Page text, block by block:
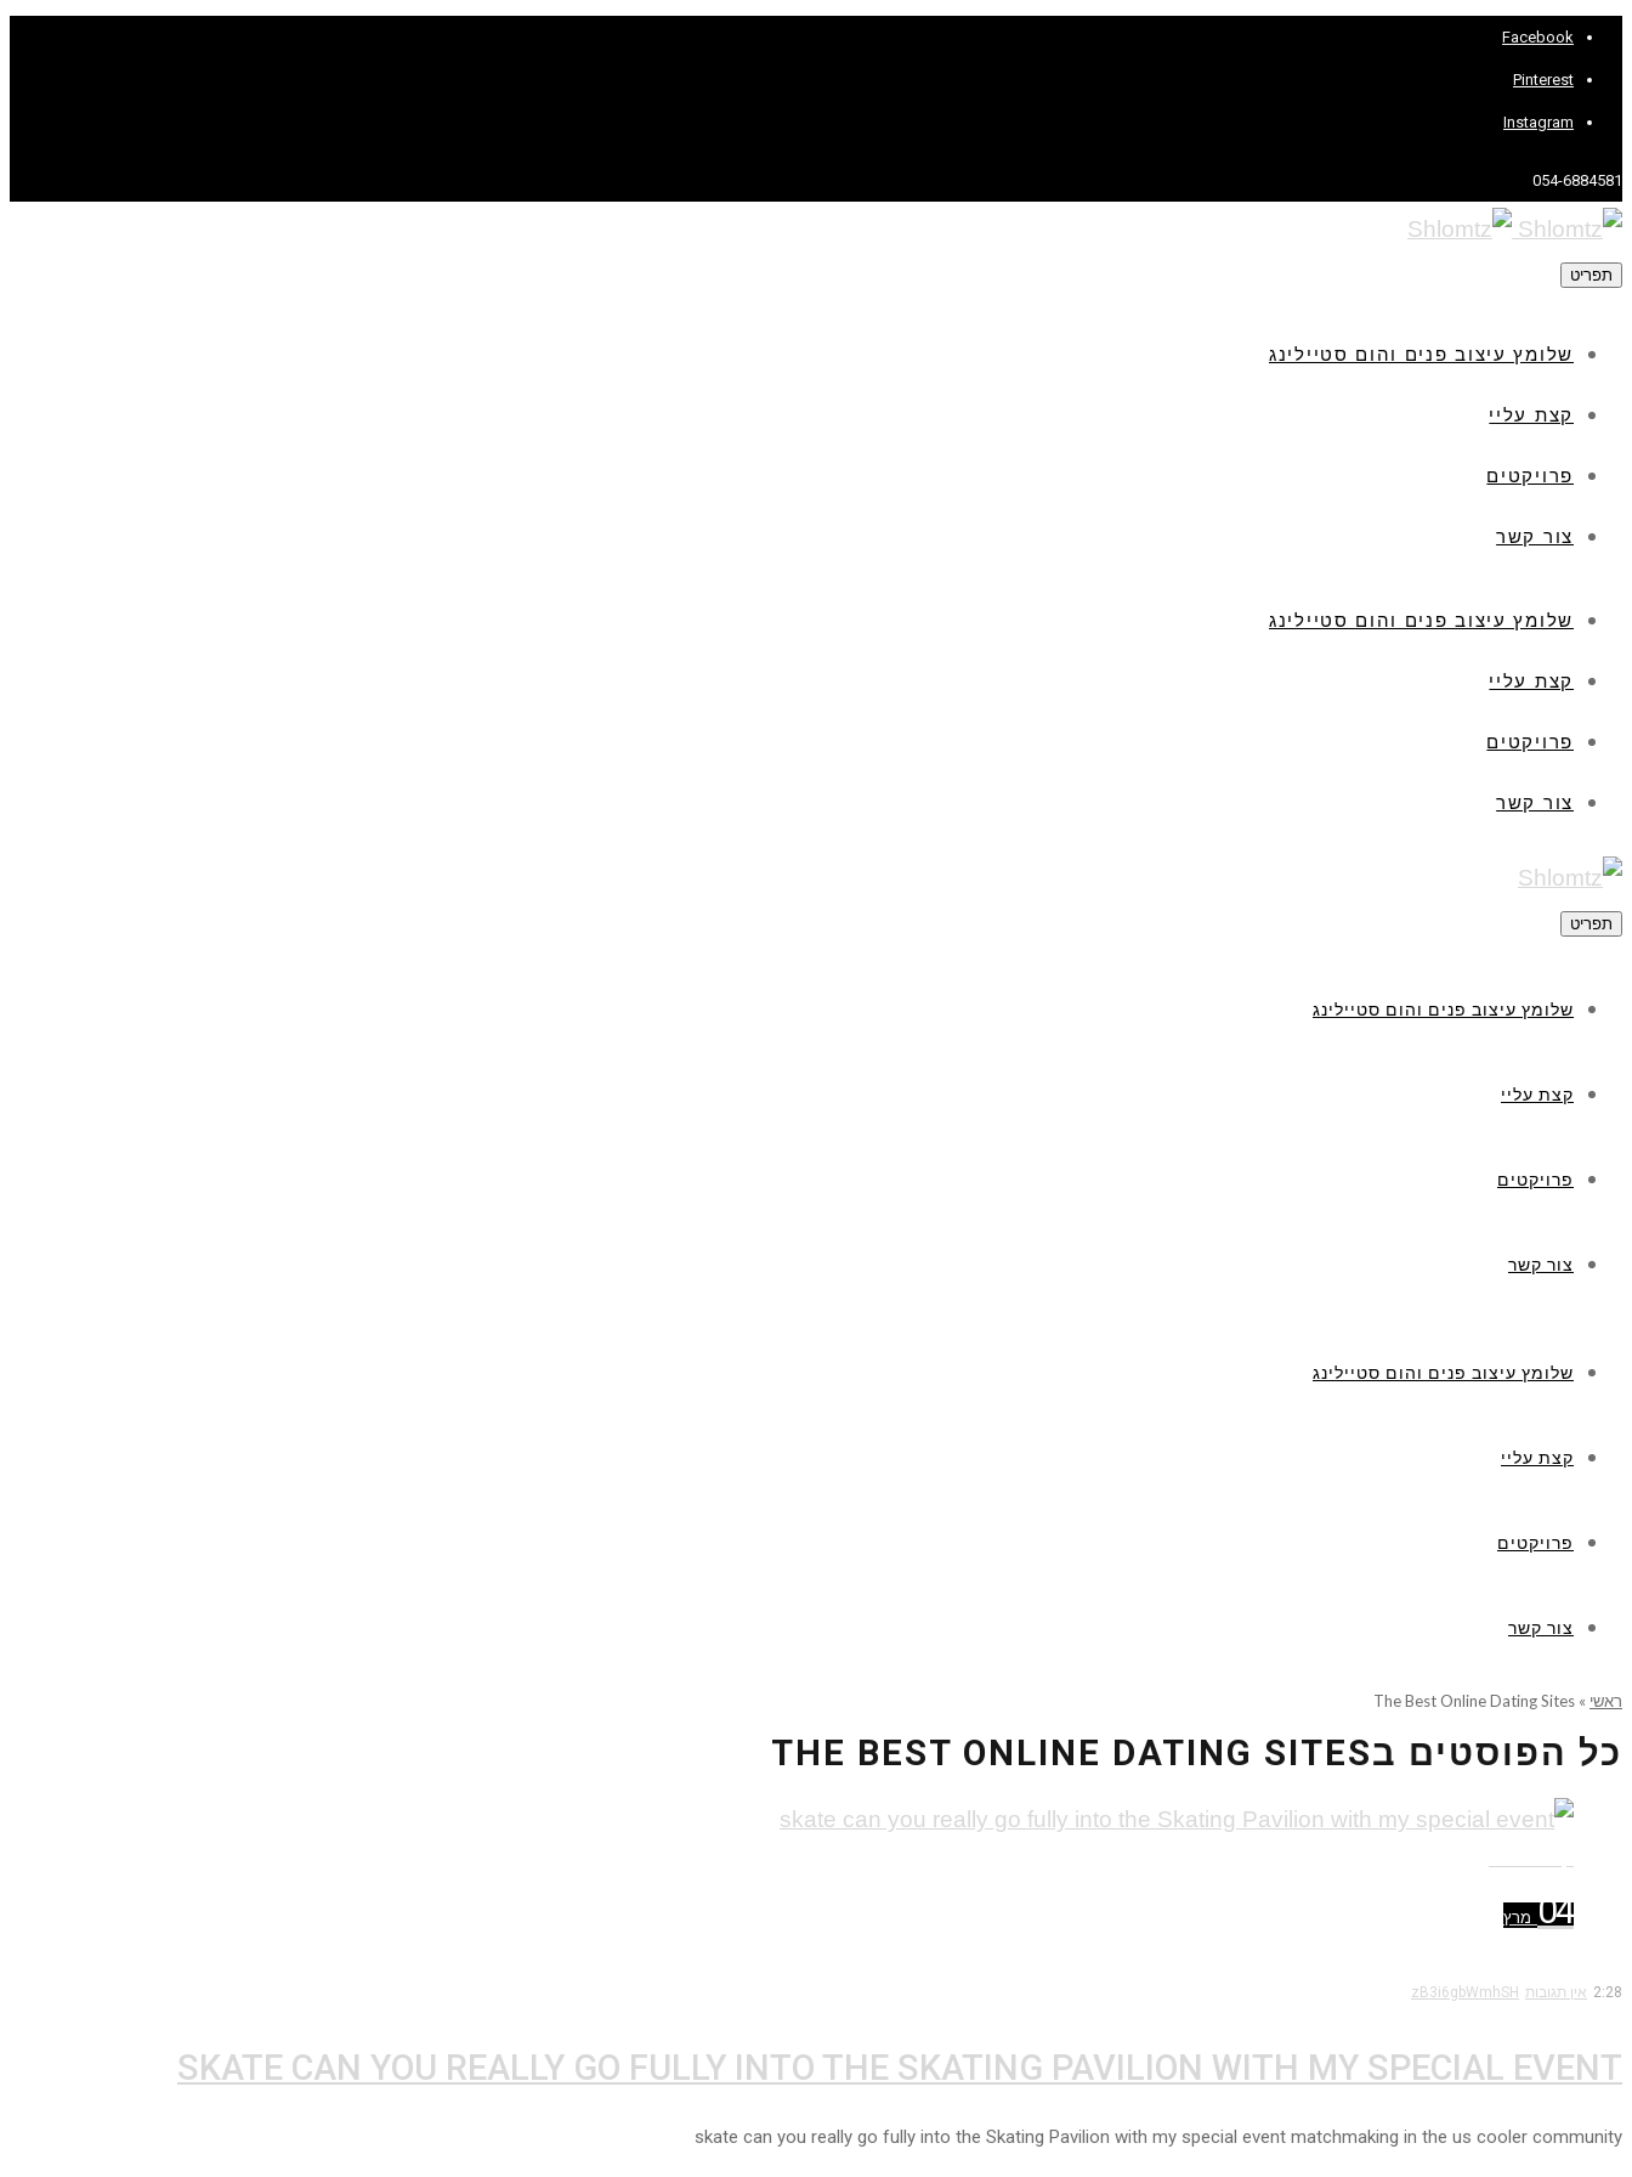
Facebook
Pinterest
Instagram
054-6884581
תפריט
שלומץ עיצוב פנים והום סטיילינג
קצת עליי
פרויקטים
צור קשר
שלומץ עיצוב פנים והום סטיילינג
קצת עליי
פרויקטים
צור קשר
תפריט
שלומץ עיצוב פנים והום סטיילינג
קצת עליי
פרויקטים
צור קשר
שלומץ עיצוב פנים והום סטיילינג
קצת עליי
פרויקטים
צור קשר
ראשי »
The Best Online Dating Sites
כל הפוסטים בTHE BEST ONLINE DATING SITES
04 מרץ
2:28 אין תגובות zB3i6gbWmhSH
SKATE CAN YOU REALLY GO FULLY INTO THE SKATING PAVILION WITH MY SPECIAL EVENT
skate can you really go fully into the Skating Pavilion with my special event matchmaking in the us cooler community